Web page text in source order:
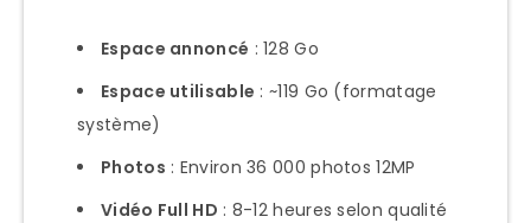
Espace annoncé : 128 Go
Espace utilisable : ~119 Go (formatage
système)
Photos : Environ 36 000 photos 12MP
Vidéo Full HD : 8-12 heures selon qualité